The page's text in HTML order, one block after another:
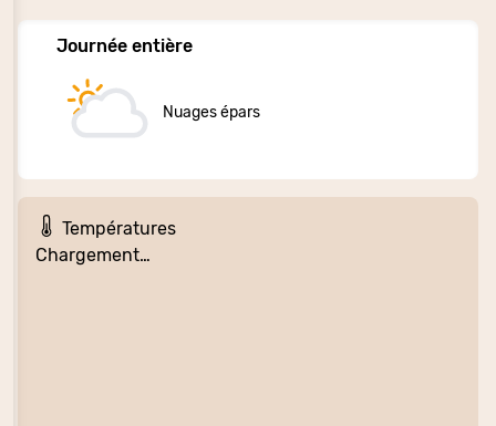
Journée entière
Nuages épars
Températures
Chargement…